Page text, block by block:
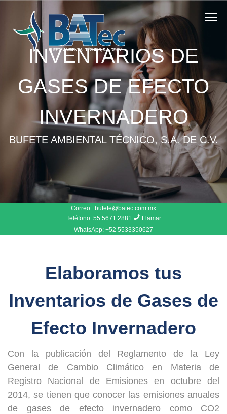
INVENTARIOS DE
GASES DE EFECTO
INVERNADERO
BUFETE AMBIENTAL TÉCNICO, S.A. DE C.V.
Correo : bufete@batec.com.mx
Teléfono: 55 5671 2881
Llamar
WhatsApp: +52 5533350627
Elaboramos tus
Inventarios de Gases de
Efecto Invernadero
Con la publicación del Reglamento de la Ley
General de Cambio Climático en Materia de
Registro Nacional de Emisiones en octubre del
2014, se tienen que conocer las emisiones anuales
de gases de efecto invernadero como CO2